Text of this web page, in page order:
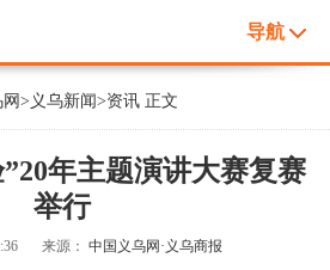
导航
网> 义乌新闻>资讯 正文
年主题演讲大赛复赛
举行
来源：中国义乌网·义乌商报